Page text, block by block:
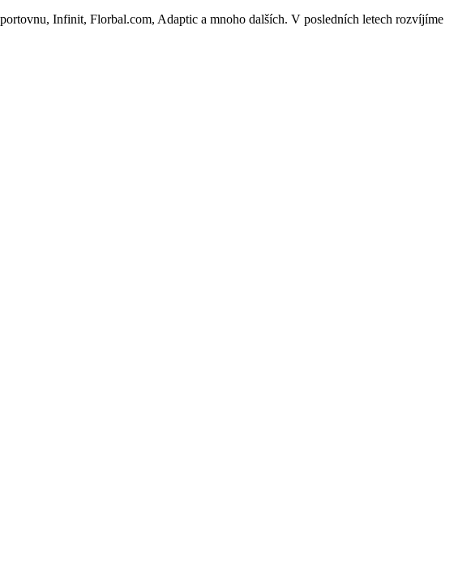
Infinit, Florbal.com, Adaptic a mnoho dalších. V posledních letech rozvíjíme